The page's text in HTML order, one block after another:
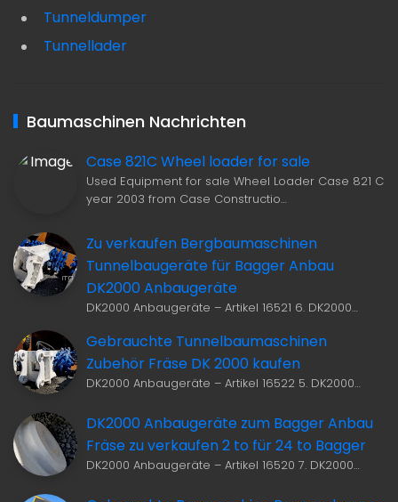
Tunneldumper
Tunnellader
Baumaschinen Nachrichten
Case 821C Wheel loader for sale
Used Equipment for sale Wheel Loader Case 821 C
year 2003 from Case Constructio…
Zu verkaufen Bergbaumaschinen
Tunnelbaugeräte für Bagger Anbau
DK2000 Anbaugeräte
DK2000 Anbaugeräte – Artikel 16521 6. DK2000…
Gebrauchte Tunnelbaumaschinen
Zubehör Fräse DK 2000 kaufen
DK2000 Anbaugeräte – Artikel 16522 5. DK2000…
DK2000 Anbaugeräte zum Bagger Anbau
Fräse zu verkaufen 2 to für 24 to Bagger
DK2000 Anbaugeräte – Artikel 16520 7. DK2000…